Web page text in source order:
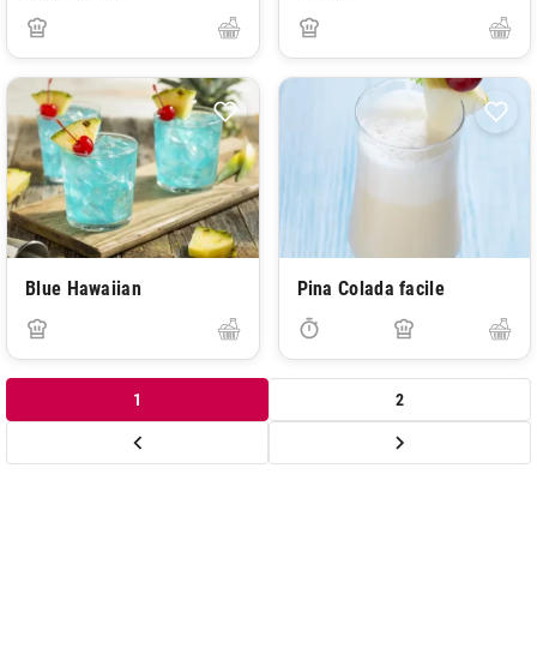
Blue Hawaiian Pina Colada facile
1 2